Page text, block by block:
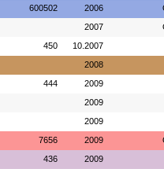
600502 2006
2007
450 10.2007
2008
444 2009
2009
2009
7656 2009
436 2009